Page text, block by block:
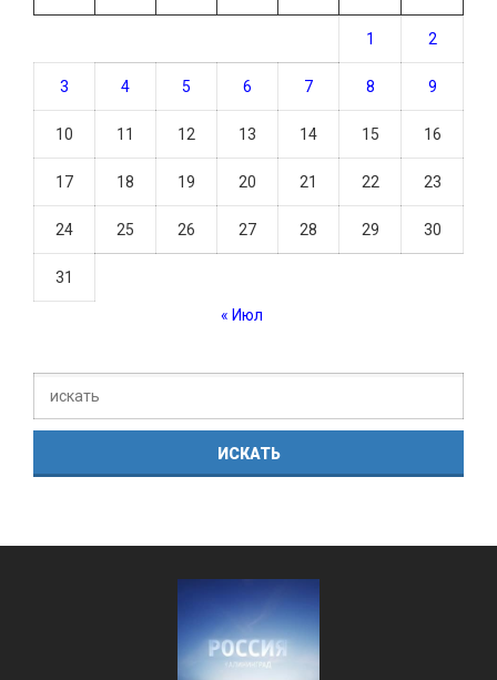
1 2
3 4 5 6 7 8 9
10 11 12 13 14 15 16
17 18 19 20 21 22 23
24 25 26 27 28 29 30
31
« Июл